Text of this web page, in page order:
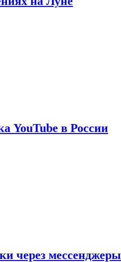
YouTube в России
через мессенджеры